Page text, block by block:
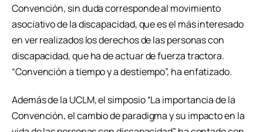
Convención, sin duda corresponde al movimiento
asociativo de la discapacidad, que es el más interesado
en ver realizados los derechos de las personas con
discapacidad, que ha de actuar de fuerza tractora.
“Convención a tiempo y a destiempo”, ha enfatizado.
Además de la UCLM, el simposio “La importancia de la
Convención, el cambio de paradigma y su impacto en la